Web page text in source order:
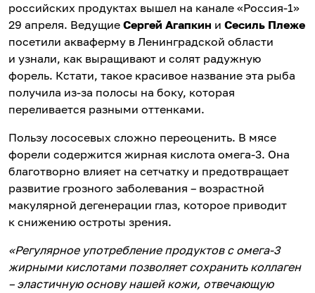
российских продуктах вышел на канале «Россия-1»
29 апреля. Ведущие Сергей Агапкин и Сесиль Плеже
посетили акваферму в Ленинградской области
и узнали, как выращивают и солят радужную
форель. Кстати, такое красивое название эта рыба
получила из-за полосы на боку, которая
переливается разными оттенками.
Пользу лососевых сложно переоценить. В мясе
форели содержится жирная кислота омега-3. Она
благотворно влияет на сетчатку и предотвращает
развитие грозного заболевания – возрастной
макулярной дегенерации глаз, которое приводит
к снижению остроты зрения.
«Регулярное употребление продуктов с омега-3
жирными кислотами позволяет сохранить коллаген
– эластичную основу нашей кожи, отвечающую